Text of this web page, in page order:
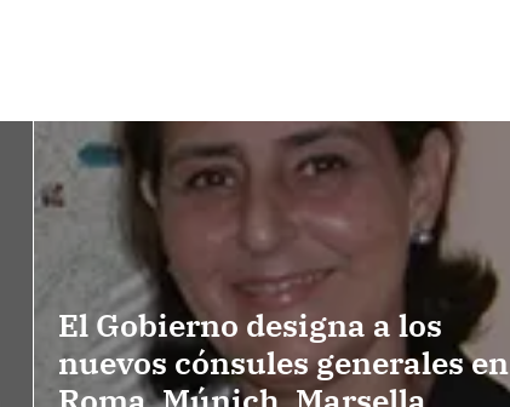
El Gobierno designa a los
nuevos cónsules generales en